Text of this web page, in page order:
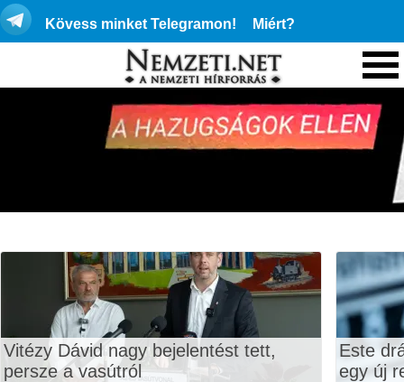
Kövess minket Telegramon! Miért?
Vitézy Dávid nagy bejelentést tett,
persze a vasútról
Este
egy új